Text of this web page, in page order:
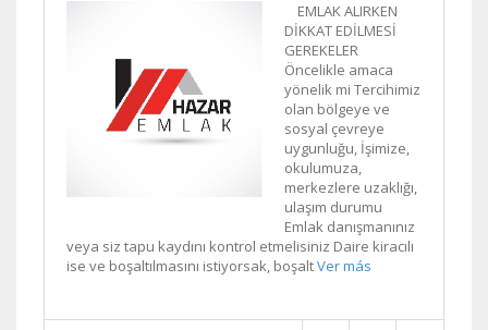
EMLAK ALIRKEN
DİKKAT EDİLMESİ
GEREKELER
Öncelikle amaca
yönelik mi Tercihimiz
olan bölgeye ve
sosyal çevreye
uygunluğu, İşimize,
okulumuza,
merkezlere uzaklığı,
ulaşım durumu
Emlak danışmanınız
veya siz tapu kaydını kontrol etmelisiniz Daire kiracılı
ise ve boşaltılmasını istiyorsak, boşaltVer más